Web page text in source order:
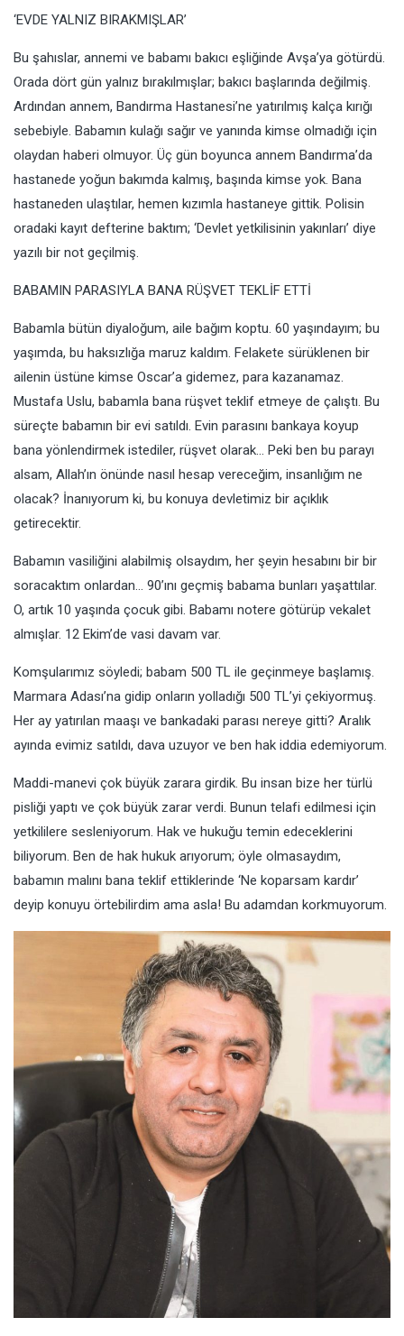
‘EVDE YALNIZ BIRAKMIŞLAR’
Bu şahıslar, annemi ve babamı bakıcı eşliğinde Avşa’ya götürdü.
Orada dört gün yalnız bırakılmışlar; bakıcı başlarında değilmiş.
Ardından annem, Bandırma Hastanesi’ne yatırılmış kalça kırığı
sebebiyle. Babamın kulağı sağır ve yanında kimse olmadığı için
olaydan haberi olmuyor. Üç gün boyunca annem Bandırma’da
hastanede yoğun bakımda kalmış, başında kimse yok. Bana
hastaneden ulaştılar, hemen kızımla hastaneye gittik. Polisin
oradaki kayıt defterine baktım; ‘Devlet yetkilisinin yakınları’ diye
yazılı bir not geçilmiş.
BABAMIN PARASIYLA BANA RÜŞVET TEKLİF ETTİ
Babamla bütün diyaloğum, aile bağım koptu. 60 yaşındayım; bu
yaşımda, bu haksızlığa maruz kaldım. Felakete sürüklenen bir
ailenin üstüne kimse Oscar’a gidemez, para kazanamaz.
Mustafa Uslu, babamla bana rüşvet teklif etmeye de çalıştı. Bu
süreçte babamın bir evi satıldı. Evin parasını bankaya koyup
bana yönlendirmek istediler, rüşvet olarak… Peki ben bu parayı
alsam, Allah’ın önünde nasıl hesap vereceğim, insanlığım ne
olacak? İnanıyorum ki, bu konuya devletimiz bir açıklık
getirecektir.
Babamın vasiliğini alabilmiş olsaydım, her şeyin hesabını bir bir
soracaktım onlardan… 90’ını geçmiş babama bunları yaşattılar.
O, artık 10 yaşında çocuk gibi. Babamı notere götürüp vekalet
almışlar. 12 Ekim’de vasi davam var.
Komşularımız söyledi; babam 500 TL ile geçinmeye başlamış.
Marmara Adası’na gidip onların yolladığı 500 TL’yi çekiyormuş.
Her ay yatırılan maaşı ve bankadaki parası nereye gitti? Aralık
ayında evimiz satıldı, dava uzuyor ve ben hak iddia edemiyorum.
Maddi-manevi çok büyük zarara girdik. Bu insan bize her türlü
pisliği yaptı ve çok büyük zarar verdi. Bunun telafi edilmesi için
yetkililere sesleniyorum. Hak ve hukuğu temin edeceklerini
biliyorum. Ben de hak hukuk arıyorum; öyle olmasaydım,
babamın malını bana teklif ettiklerinde ‘Ne koparsam kardır’
deyip konuyu örtebilirdim ama asla! Bu adamdan korkmuyorum.